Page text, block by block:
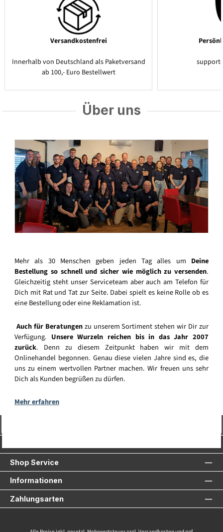
Versandkostenfrei
Innerhalb von Deutschland als Paketversand
ab 100,- Euro Bestellwert
Über uns
Mehr als 30 Menschen geben jeden Tag alles um Deine
Bestellung so schnell und sicher wie möglich zu versenden.
Gleichzeitig steht unser Serviceteam aber auch am Telefon für
Dich mit Rat und Tat zur Seite. Dabei spielt es keine Rolle ob es
eine Bestellung oder eine Reklamation ist.
Auch für Beratungenzu unserem Sortiment stehen wir Dir zur
Verfügung. Unsere Wurzeln reichen bis in das Jahr 2007
zurück. Denn zu diesem Zeitpunkt haben wir mit dem
Onlinehandel begonnen. Genau diese vielen Jahre sind es, die
uns zu einem wertvollen Partner machen. Wir freuen uns sehr
Dich als Kunden begrüßen zu dürfen.
Mehr erfahren
Shop Service
Informationen
Zahlungsarten